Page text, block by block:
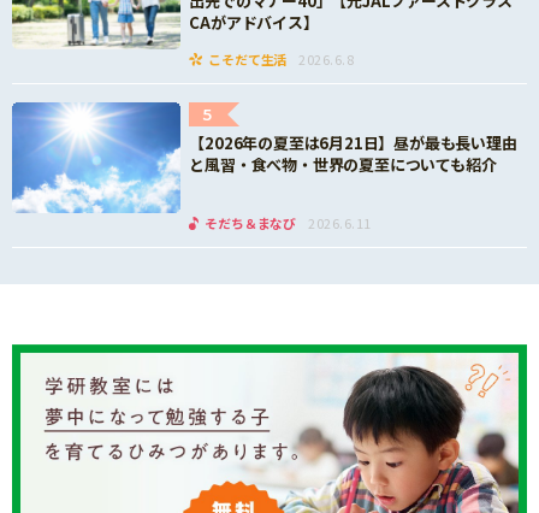
CAがアドバイス】
こそだて生活 2026.6.8
5
【2026年の夏至は6月21日】昼が最も長い理由
と風習・食べ物・世界の夏至についても紹介
そだち＆まなび 2026.6.11